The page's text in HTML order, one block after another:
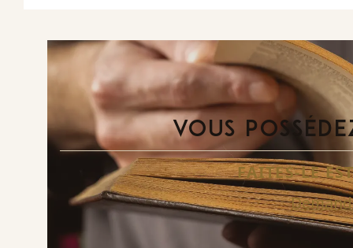
VOUS
FAITES-LE